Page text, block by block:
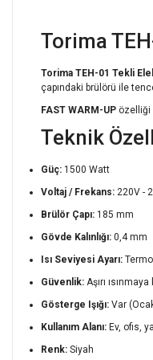
Torima
Torima TEH-01 Tekli
çapındaki brülörü ile
FAST WARM-UP özelliği
Teknik
Güç: 1500 Watt
Voltaj / Frekans: 220V -
Brülör Çapı: 185 mm
Gövde Kalınlığı: 0,4 mm
Isı Seviyesi Ayarı:
Güvenlik: Aşırı
Gösterge Işığı: Var
Kullanım Alanı: Ev, ofis,
Renk: Siyah